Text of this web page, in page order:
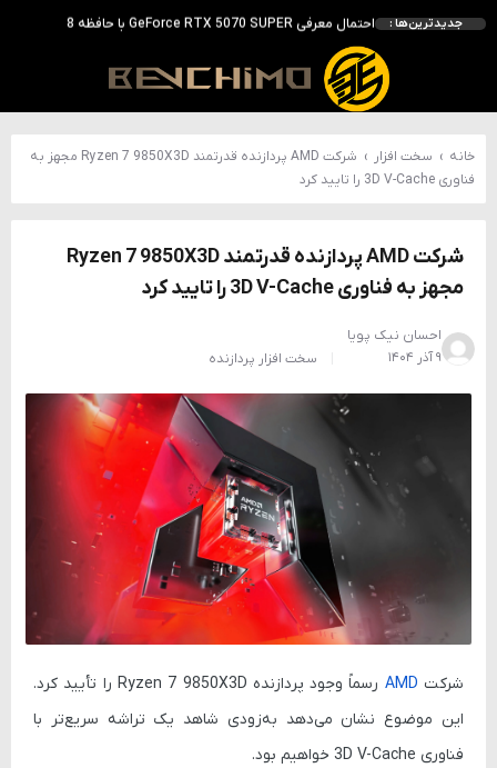
جدیدترین‌ها :
انویدیا DLSS 5 را با سه مدل هوش مصنوعی معرفی کرد؛ انتقادهای اولیه نتیجه داد
انویدیا پردازنده 88 هسته‌ای Vera را معرفی کرد؛ CPU اختصاصی برای نسل بعدی هوش مصنوعی
بالاخره سنسور Hotspot کارت‌های RTX 50 ظاهر شد؛ HWMonitor 1.65 تنها نماینده نمایش نیست
بررسی کیس GAMDIAS NESO P1 Pro؛ فول‌تاوری مهندسی‌شده برای سیستم‌های رده‌بالا
خانه › سخت افزار ›
شرکت AMD پردازنده قدرتمند Ryzen 7 9850X3D مجهز به
فناوری 3D V-Cache را تایید کرد
شرکت AMD پردازنده قدرتمند Ryzen 7 9850X3D
مجهز به فناوری 3D V-Cache را تایید کرد
احسان نیک پویا
۹ آذر ۱۴۰۴
سخت افزار پردازنده
شرکت AMD رسماً وجود پردازنده Ryzen 7 9850X3D را تأیید کرد.
این موضوع نشان می‌دهد به‌زودی شاهد یک تراشه سریع‌تر با
فناوری 3D V-Cache خواهیم بود.